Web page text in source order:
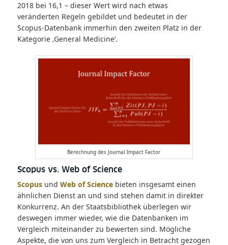
2018 bei 16,1 – dieser Wert wird nach etwas
veränderten Regeln gebildet und bedeutet in der
Scopus-Datenbank immerhin den zweiten Platz in der
Kategorie ‚General Medicine‘.
Berechnung des Journal Impact Factor
Scopus vs. Web of Science
Scopusund Web of Sciencebieten insgesamt einen
ähnlichen Dienst an und sind stehen damit in direkter
Konkurrenz. An der Staatsbibliothek überlegen wir
deswegen immer wieder, wie die Datenbanken im
Vergleich miteinander zu bewerten sind. Mögliche
Aspekte, die von uns zum Vergleich in Betracht gezogen